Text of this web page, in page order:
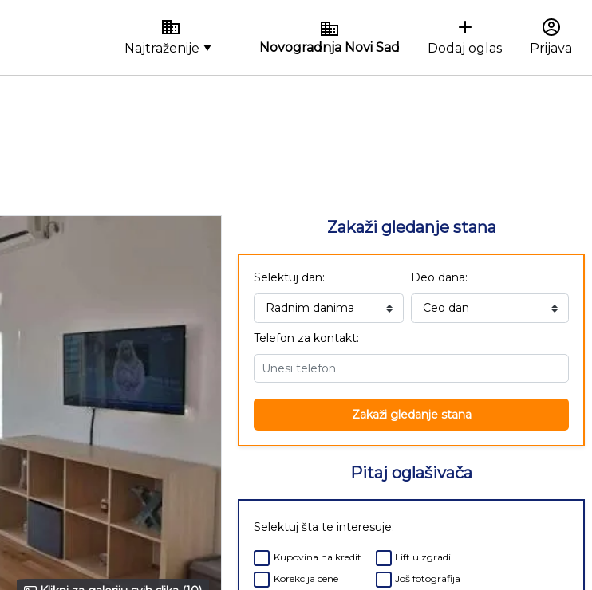
Najtraženije Novogradnja Novi Sad Dodaj oglas Prijava
Zakaži gledanje stana
Selektuj dan: Deo dana:
Telefon za kontakt:
Zakaži gledanje stana
Pitaj oglašivača
Selektuj šta te interesuje:
Kupovina na kredit
Korekcija cene
Lift u zgradi
Još fotografija